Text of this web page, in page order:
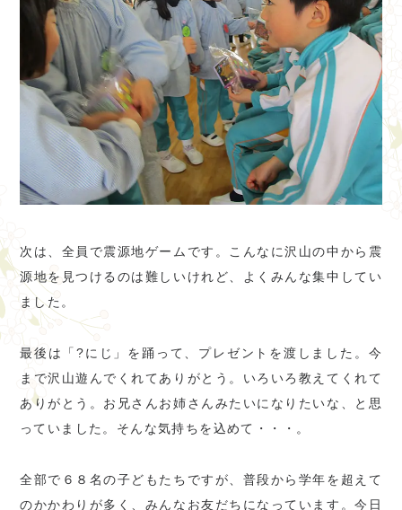
次は、全員で震源地ゲームです。こんなに沢山の中から震
源地を見つけるのは難しいけれど、よくみんな集中してい
ました。
最後は「?にじ」を踊って、プレゼントを渡しました。今
まで沢山遊んでくれてありがとう。いろいろ教えてくれて
ありがとう。お兄さんお姉さんみたいになりたいな、と思
っていました。そんな気持ちを込めて・・・。
全部で６８名の子どもたちですが、普段から学年を超えて
のかかわりが多く、みんなお友だちになっています。今日